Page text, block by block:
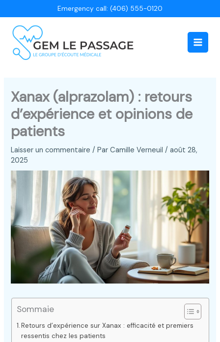
au
contenu
Emergency call: (406) 555-0120
Main
Xanax (alprazolam) : retours
d’expérience et opinions de
patients
Laisser un commentaire / ParCamille Verneuil/août 28,
2025
Sommaie
Retours d’expérience sur Xanax : efficacité et premiers
ressentis chez les patients